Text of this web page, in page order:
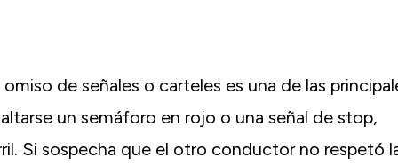
de señales o carteles es una de las
un semáforo en rojo o una señal de stop,
Si sospecha que el otro conductor no respetó